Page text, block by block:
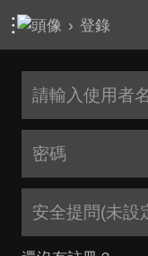
› 登錄
安全提問(未設